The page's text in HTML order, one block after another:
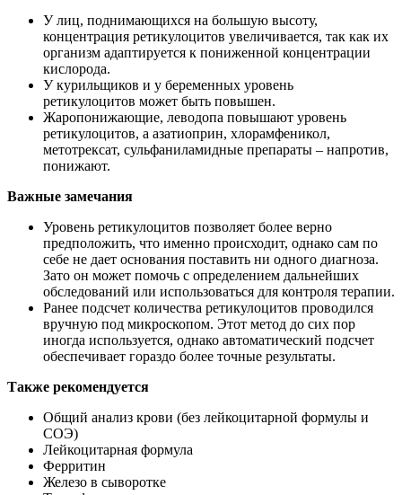
У лиц, поднимающихся на большую высоту,
концентрация ретикулоцитов увеличивается, так как их
организм адаптируется к пониженной концентрации
кислорода.
У курильщиков и у беременных уровень
ретикулоцитов может быть повышен.
Жаропонижающие, леводопа повышают уровень
ретикулоцитов, а азатиоприн, хлорамфеникол,
метотрексат, сульфаниламидные препараты – напротив,
понижают.
Важные замечания
Уровень ретикулоцитов позволяет более верно
предположить, что именно происходит, однако сам по
себе не дает основания поставить ни одного диагноза.
Зато он может помочь с определением дальнейших
обследований или использоваться для контроля терапии.
Ранее подсчет количества ретикулоцитов проводился
вручную под микроскопом. Этот метод до сих пор
иногда используется, однако автоматический подсчет
обеспечивает гораздо более точные результаты.
Также рекомендуется
Общий анализ крови (без лейкоцитарной формулы и
СОЭ)
Лейкоцитарная формула
Ферритин
Железо в сыворотке